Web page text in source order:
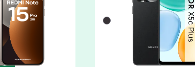
espace de stockage :
pour le XIAOMI Redmi Note 15 Pro 5G
Liste de couleurs
Noir